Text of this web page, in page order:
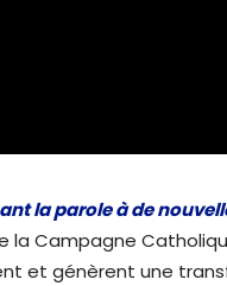
la parole à de
la Campagne
et génèrent une